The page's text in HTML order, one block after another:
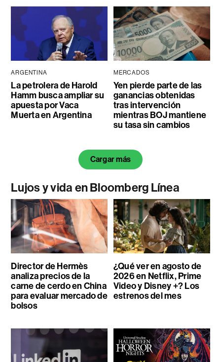
ARGENTINA
La petrolera de Harold
Hamm busca ampliar su
apuesta por Vaca
Muerta en Argentina
MERCADOS
Yen pierde parte de las
ganancias obtenidas
tras intervención
mientras BOJ mantiene
su tasa sin cambios
Cargar más
Lujos y vida en Bloomberg Línea
Director de Hermès
analiza precios de la
carne de cerdo en China
para evaluar mercado de
bolsos
¿Qué ver en agosto de
2026 en Netflix, Prime
Video y Disney +? Los
estrenos del mes